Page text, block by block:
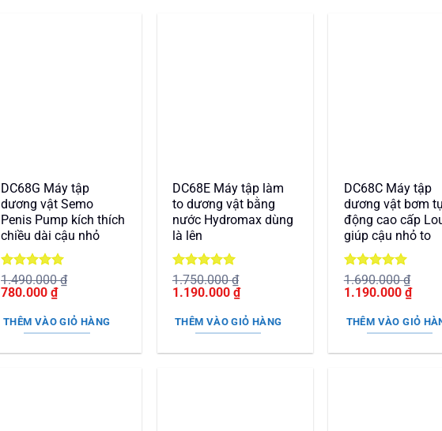
DC68G Máy tập
dương vật Semo
Penis Pump kích thích
chiều dài cậu nhỏ
Được xếp
hạng55
1.490.000₫
Giá
là:
1.490.000 ₫.
780.000₫Giá
tại
là:
THÊM VÀO GIỎ HÀNG
DC68E Máy tập làm
to dương vật bằng
nước Hydromax dùng
là lên
Được xếp
hạng55
1.750.000₫
Giá
là:
1.750.000 ₫.
1.190.000 ₫Giá
tại
là:
THÊM VÀO GIỎ HÀNG
DC68C Máy tập
dương vật bơm
động cao cấp
giúp cậu nhỏ to
Được xếp
hạng55
1.690.000₫
Giá
là:
1.690.000 ₫.
1.190.000 ₫Giá
tại
là:
THÊM VÀO GIỎ